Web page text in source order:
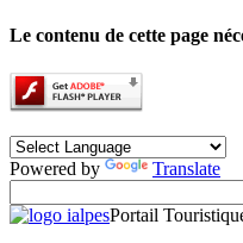
Le contenu de cette page
Powered by Translate
Portail